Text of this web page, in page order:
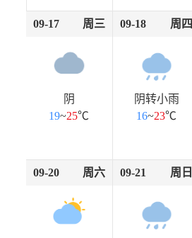
09-17 周三
阴
19~25℃
09-18 周四
阴转小雨
16~23℃
09-20 周六 09-21 周日